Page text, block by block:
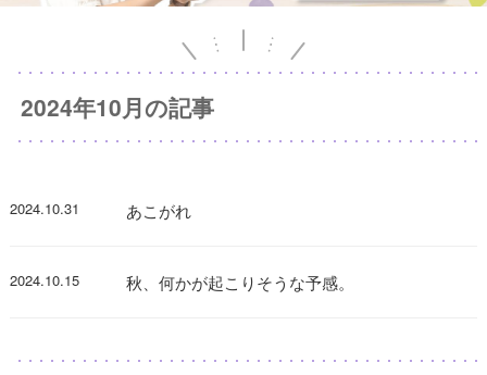
2024年10月の記事
2024.10.31 あこがれ
2024.10.15 秋、何かが起こりそうな予感。